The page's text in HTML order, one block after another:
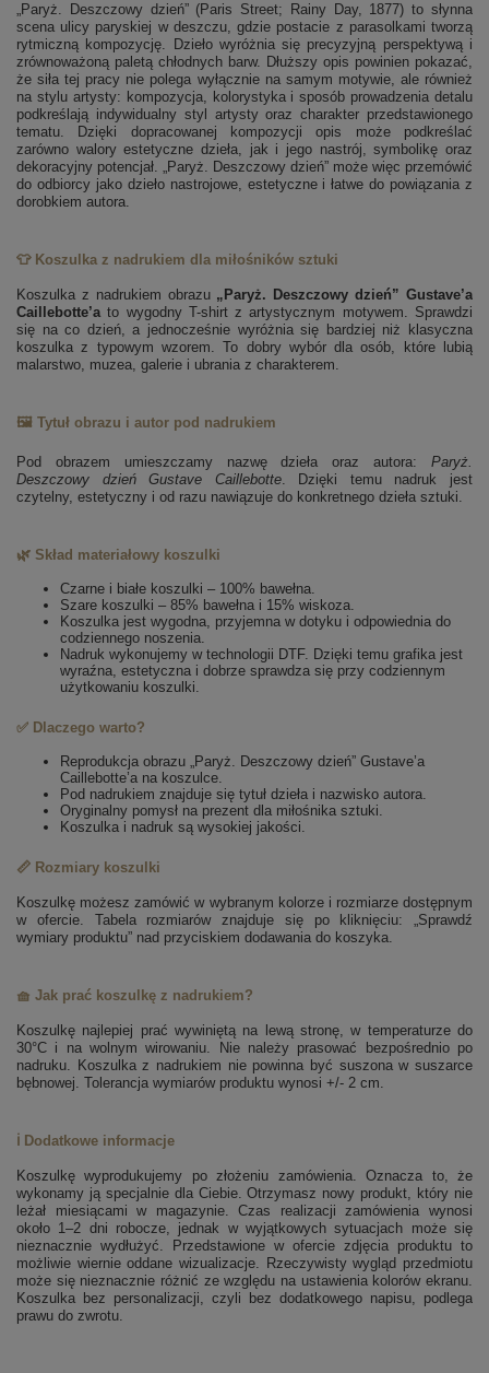
„Paryż. Deszczowy dzień” (Paris Street; Rainy Day, 1877) to słynna
scena ulicy paryskiej w deszczu, gdzie postacie z parasolkami tworzą
rytmiczną kompozycję. Dzieło wyróżnia się precyzyjną perspektywą i
zrównoważoną paletą chłodnych barw. Dłuższy opis powinien pokazać,
że siła tej pracy nie polega wyłącznie na samym motywie, ale również
na stylu artysty: kompozycja, kolorystyka i sposób prowadzenia detalu
podkreślają indywidualny styl artysty oraz charakter przedstawionego
tematu. Dzięki dopracowanej kompozycji opis może podkreślać
zarówno walory estetyczne dzieła, jak i jego nastrój, symbolikę oraz
dekoracyjny potencjał. „Paryż. Deszczowy dzień” może więc przemówić
do odbiorcy jako dzieło nastrojowe, estetyczne i łatwe do powiązania z
dorobkiem autora.
👕 Koszulka z nadrukiem dla miłośników sztuki
Koszulka z nadrukiem obrazu „Paryż. Deszczowy dzień” Gustave’a
Caillebotte’ato wygodny T-shirt z artystycznym motywem. Sprawdzi
się na co dzień, a jednocześnie wyróżnia się bardziej niż klasyczna
koszulka z typowym wzorem. To dobry wybór dla osób, które lubią
malarstwo, muzea, galerie i ubrania z charakterem.
🖼️ Tytuł obrazu i autor pod nadrukiem
Pod obrazem umieszczamy nazwę dzieła oraz autora: Paryż.
Deszczowy dzień
Gustave Caillebotte. Dzięki temu nadruk jest
czytelny, estetyczny i od razu nawiązuje do konkretnego dzieła sztuki.
🌿 Skład materiałowy koszulki
Czarne i białe koszulki – 100% bawełna.
Szare koszulki – 85% bawełna i 15% wiskoza.
Koszulka jest wygodna, przyjemna w dotyku i odpowiednia do
codziennego noszenia.
Nadruk wykonujemy w technologii DTF. Dzięki temu grafika jest
wyraźna, estetyczna i dobrze sprawdza się przy codziennym
użytkowaniu koszulki.
✅ Dlaczego warto?
Reprodukcja obrazu „Paryż. Deszczowy dzień” Gustave’a
Caillebotte’a na koszulce.
Pod nadrukiem znajduje się tytuł dzieła i nazwisko autora.
Oryginalny pomysł na prezent dla miłośnika sztuki.
Koszulka i nadruk są wysokiej jakości.
📏 Rozmiary koszulki
Koszulkę możesz zamówić w wybranym kolorze i rozmiarze dostępnym
w ofercie. Tabela rozmiarów znajduje się po kliknięciu: „Sprawdź
wymiary produktu” nad przyciskiem dodawania do koszyka.
🧺 Jak prać koszulkę z nadrukiem?
Koszulkę najlepiej prać wywiniętą na lewą stronę, w temperaturze do
30°C i na wolnym wirowaniu. Nie należy prasować bezpośrednio po
nadruku. Koszulka z nadrukiem nie powinna być suszona w suszarce
bębnowej. Tolerancja wymiarów produktu wynosi +/- 2 cm.
ℹ️ Dodatkowe informacje
Koszulkę wyprodukujemy po złożeniu zamówienia. Oznacza to, że
wykonamy ją specjalnie dla Ciebie. Otrzymasz nowy produkt, który nie
leżał miesiącami w magazynie. Czas realizacji zamówienia wynosi
około 1–2 dni robocze, jednak w wyjątkowych sytuacjach może się
nieznacznie wydłużyć. Przedstawione w ofercie zdjęcia produktu to
możliwie wiernie oddane wizualizacje. Rzeczywisty wygląd przedmiotu
może się nieznacznie różnić ze względu na ustawienia kolorów ekranu.
Koszulka bez personalizacji, czyli bez dodatkowego napisu, podlega
prawu do zwrotu.